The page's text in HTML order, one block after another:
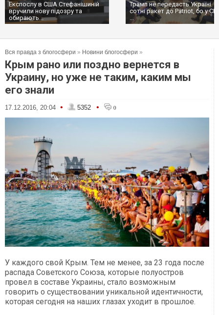
Експослу в США Стефанішиній
вручили нову підозру та
обирають...
Трамп не передасть Україні
сотні ракет до Patriot, бо у США
Вся правда з блогосфери » Новини блогосфери »
Крым рано или поздно вернется в
Украину, но уже не таким, каким мы
его знали
17.12.2016, 20:04 • 5352 • 0
У каждого свой Крым. Тем не менее, за 23 года после
распада Советского Союза, которые полуостров
провел в составе Украины, стало возможным
говорить о существовании уникальной идентичности,
которая сегодня на наших глазах уходит в прошлое.